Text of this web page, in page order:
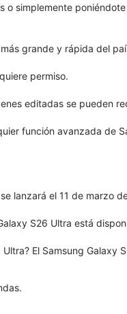
o simplemente
grande y rápida del
permiso.
editadas se pueden
función avanzada de
lanzará el 11 de marzo
S26 Ultra está
El Samsung Galaxy